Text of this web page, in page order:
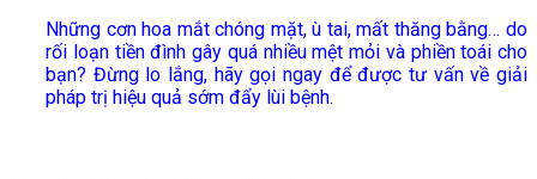
Những cơn hoa mắt chóng mặt, ù tai, mất thăng bằng… do
rối loạn tiền đình gây quá nhiều mệt mỏi và phiền toái cho
bạn? Đừng lo lắng, hãy gọi ngay để được tư vấn về giải
pháp trị hiệu quả sớm đẩy lùi bệnh.